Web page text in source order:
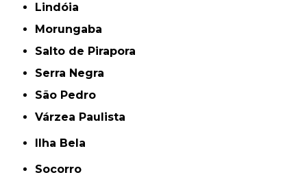
Lindóia
Morungaba
Salto de Pirapora
Serra Negra
São Pedro
Várzea Paulista
Ilha Bela
Socorro